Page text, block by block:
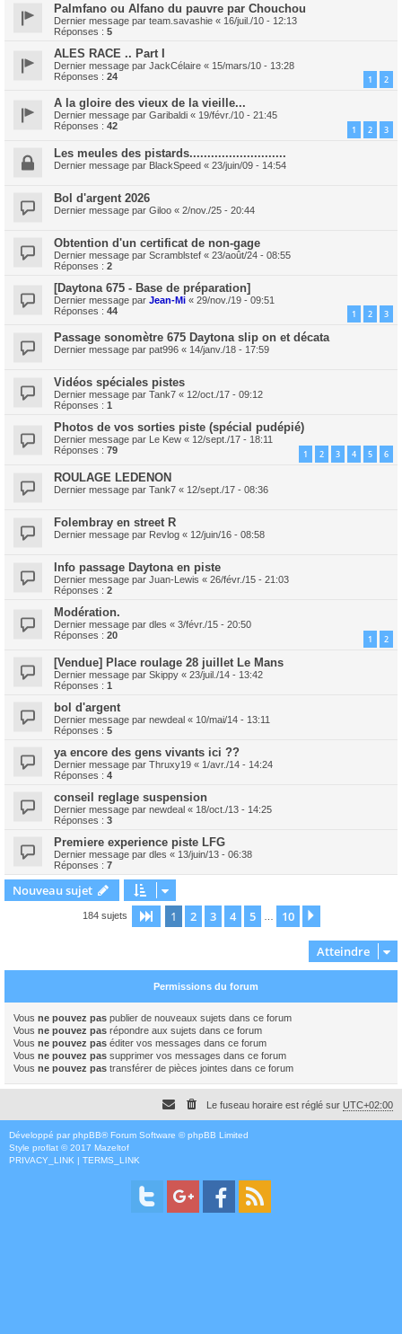
Palmfano ou Alfano du pauvre par Chouchou
Dernier message par team.savashie « 16/juil./10 - 12:13
Réponses : 5
ALES RACE .. Part I
Dernier message par JackCélaire « 15/mars/10 - 13:28
Réponses : 24 1 2
A la gloire des vieux de la vieille...
Dernier message par Garibaldi « 19/févr./10 - 21:45
Réponses : 42 1 2 3
Les meules des pistards...........................
Dernier message par BlackSpeed « 23/juin/09 - 14:54
Bol d'argent 2026
Dernier message par Giloo « 2/nov./25 - 20:44
Obtention d'un certificat de non-gage
Dernier message par Scramblstef « 23/août/24 - 08:55
Réponses : 2
[Daytona 675 - Base de préparation]
Dernier message par Jean-Mi « 29/nov./19 - 09:51
Réponses : 44 1 2 3
Passage sonomètre 675 Daytona slip on et décata
Dernier message par pat996 « 14/janv./18 - 17:59
Vidéos spéciales pistes
Dernier message par Tank7 « 12/oct./17 - 09:12
Réponses : 1
Photos de vos sorties piste (spécial pudépié)
Dernier message par Le Kew « 12/sept./17 - 18:11
Réponses : 79 1 2 3 4 5 6
ROULAGE LEDENON
Dernier message par Tank7 « 12/sept./17 - 08:36
Folembray en street R
Dernier message par Revlog « 12/juin/16 - 08:58
Info passage Daytona en piste
Dernier message par Juan-Lewis « 26/févr./15 - 21:03
Réponses : 2
Modération.
Dernier message par dles « 3/févr./15 - 20:50
Réponses : 20 1 2
[Vendue] Place roulage 28 juillet Le Mans
Dernier message par Skippy « 23/juil./14 - 13:42
Réponses : 1
bol d'argent
Dernier message par newdeal « 10/mai/14 - 13:11
Réponses : 5
ya encore des gens vivants ici ??
Dernier message par Thruxy19 « 1/avr./14 - 14:24
Réponses : 4
conseil reglage suspension
Dernier message par newdeal « 18/oct./13 - 14:25
Réponses : 3
Premiere experience piste LFG
Dernier message par dles « 13/juin/13 - 06:38
Réponses : 7
Nouveau sujet
184 sujets Page 1sur10
1 2 3 4 5 10
Atteindre
Permissions du forum
Vous ne pouvez pas publier de nouveaux sujets dans ce forum
Vous ne pouvez pas répondre aux sujets dans ce forum
Vous ne pouvez pas éditer vos messages dans ce forum
Vous ne pouvez pas supprimer vos messages dans ce forum
Vous ne pouvez pas transférer de pièces jointes dans ce forum
Le fuseau horaire est réglé sur UTC+02:00
Développé par phpBB® Forum Software © phpBB Limited
Style proflat © 2017 Mazeltof
PRIVACY_LINK | TERMS_LINK